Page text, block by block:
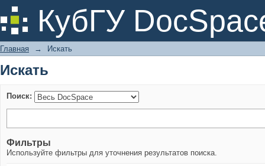
КубГУ
Искать
Главная → Искать
Искать
Поиск:
Фильтры
Используйте фильтры для уточнения результатов поиска.